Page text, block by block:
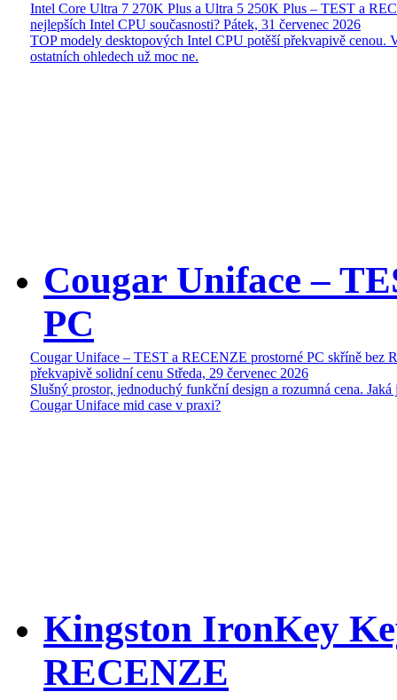
Intel Core Ultra 7 270K Plus a Ultra 5 250K Plus – TEST a
nejlepších Intel CPU současnosti? Pátek, 31 červenec 2026
TOP modely desktopových Intel CPU potěší překvapivě cenou.
ostatních ohledech už moc ne.
Cougar Uniface –
PC
Cougar Uniface – TEST a RECENZE prostorné PC skříně bez
překvapivě solidní cenu Středa, 29 červenec 2026
Slušný prostor, jednoduchý funkční design a rozumná cena. Jaká
Cougar Uniface mid case v praxi?
Kingston IronKey
RECENZE